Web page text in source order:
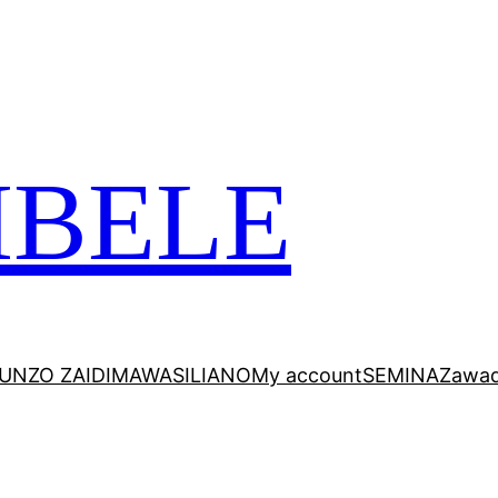
ZAIDIMAWASILIANOMy accountSEMINA